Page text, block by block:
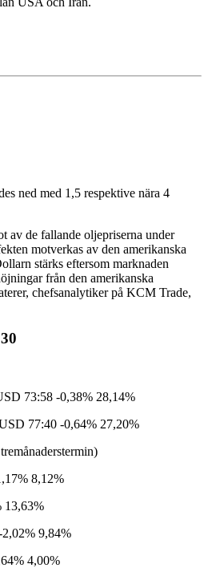
ned med 1,5 respektive nära 4
av de fallande oljepriserna under
motverkas av den amerikanska
stärks eftersom marknaden
från den amerikanska
chefsanalytiker på KCM Trade,
73:58 -0,38% 28,14%
77:40 -0,64% 27,20%
8,12%
13,63%
9,84%
4,00%